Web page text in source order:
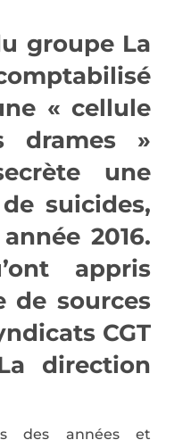
groupe La
« cellule
drames »
une
suicides,
2016.
appris
de sources
CGT
direction
des années et